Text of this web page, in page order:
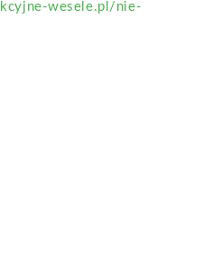
wesele.pl/nie-